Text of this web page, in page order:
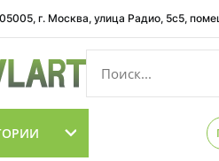
г. Москва, улица Радио, 5с5,